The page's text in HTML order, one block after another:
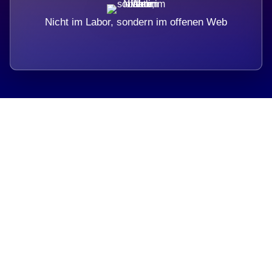
Nicht im Labor, sondern im offenen Web